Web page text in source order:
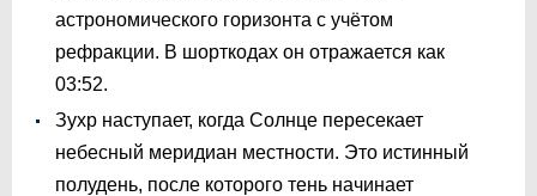
астрономического горизонта с учётом
рефракции. В шорткодах он отражается как
03:52.
Зухр наступает, когда Солнце пересекает
небесный меридиан местности. Это истинный
полудень, после которого тень начинает